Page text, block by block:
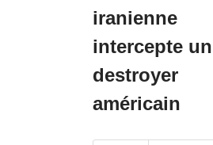
iranienne
intercepte un
destroyer
américain